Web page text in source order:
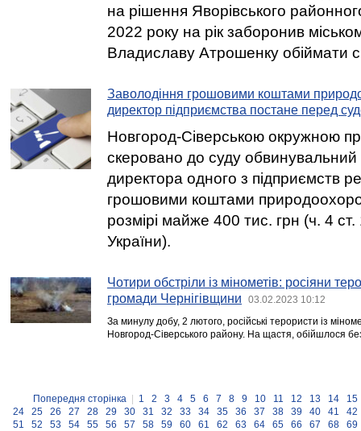
на рішення Яворівського
2022 року на рік заборонив
Владиславу Атрошенку обіймати
Заволодіння грошовими коштами
директор підприємства постане перед
Новгород-Сіверською окружною
скеровано до суду обвинувальний
директора одного з підприємств
грошовими коштами
розмірі майже 400 тис. грн (ч. 4
України).
Чотири обстріли із мінометів: росіяни
громади Чернігівщини
03.02.2023 10:12
За минулу добу, 2 лютого, російські терористи із
Новгород-Сіверського району. На щастя, обійшлося
Попередня сторінка 1 2 3 4 5 6 7 8 9 10 11 12 13 14
15
24
25 26 27 28 29 30 31 32 33 34 35 36 37 38 39 40 41
42
51
52 53 54 55 56 57 58 59 60 61 62 63 64 65 66 67 68
69